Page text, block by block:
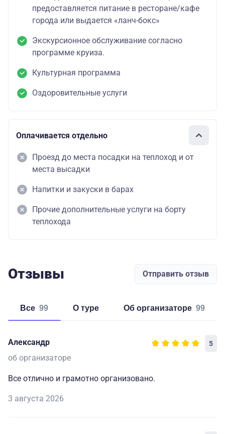
предоставляется питание в ресторане/кафе
города или выдается «ланч-бокс»
Экскурсионное обслуживание согласно
программе круиза.
Культурная программа
Оздоровительные услуги
Оплачивается отдельно
Проезд до места посадки на теплоход и от
места высадки
Напитки и закуски в барах
Прочие дополнительные услуги на борту
теплохода
Отзывы Отправить отзыв
Все 99 о туре об организаторе 99
Александр 5
об организаторе
Все отлично и грамотно организовано.
3 августа 2026